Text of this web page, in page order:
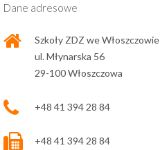
Dane adresowe
Szkoły ZDZ we Włoszczowie
ul. Młynarska 56
29-100 Włoszczowa
+48 41 394 28 84
+48 41 394 28 84